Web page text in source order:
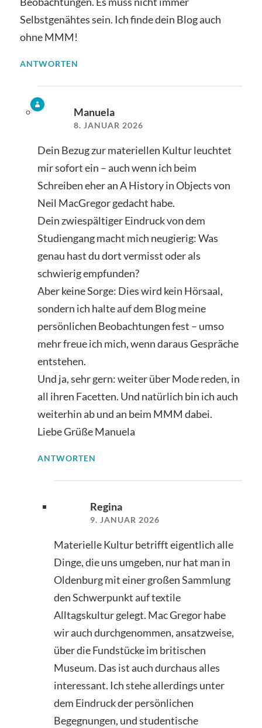
Selbstgenähtes sein. Ich finde dein Blog auch
ohne MMM!
ANTWORTEN
Manuela
8. JANUAR 2026
Dein Bezug zur materiellen Kultur leuchtet
mir sofort ein – auch wenn ich beim
Schreiben eher an A History in Objects von
Neil MacGregor gedacht habe.
Dein zwiespältiger Eindruck von dem
Studiengang macht mich neugierig: Was
genau hast du dort vermisst oder als
schwierig empfunden?
Aber keine Sorge: Dies wird kein Hörsaal,
sondern ich halte auf dem Blog meine
persönlichen Beobachtungen fest – umso
mehr freue ich mich, wenn daraus Gespräche
entstehen.
Und ja, sehr gern: weiter über Mode reden, in
all ihren Facetten. Und natürlich bin ich auch
weiterhin ab und an beim MMM dabei.
Liebe Grüße Manuela
ANTWORTEN
Regina
9. JANUAR 2026
Materielle Kultur betrifft eigentlich alle
Dinge, die uns umgeben, nur hat man in
Oldenburg mit einer großen Sammlung
den Schwerpunkt auf textile
Alltagskultur gelegt. Mac Gregor habe
wir auch durchgenommen, ansatzweise,
über die Fundstücke im britischen
Museum. Das ist auch durchaus alles
interessant. Ich stehe allerdings unter
dem Eindruck der persönlichen
Begegnungen, und studentische